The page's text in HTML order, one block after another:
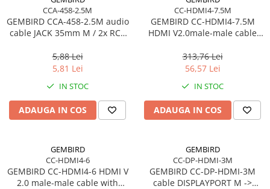
CCA-458-2.5M
GEMBIRD CCA-458-2.5M audio
cable JACK 35mm M / 2x RCA
5,88 Lei
5,81 Lei
IN STOC
ADAUGA IN COS
CC-HDMI4-7.5M
GEMBIRD CC-HDMI4-7.5M
HDMI V2.0male-male cable
7.5m bulk package
313,76 Lei
56,57 Lei
IN STOC
ADAUGA IN COS
GEMBIRD
CC-HDMI4-6
GEMBIRD CC-HDMI4-6 HDMI V
2.0 male-male cable with
GEMBIRD
CC-DP-HDMI-3M
GEMBIRD CC-DP-HDMI-3M
cable DISPLAYPORT M ->